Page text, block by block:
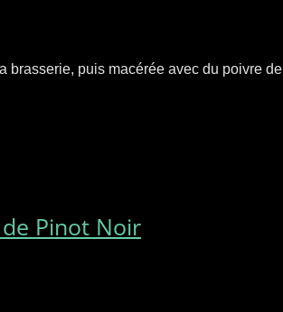
brasserie, puis macérée avec du poivre de
Pinot Noir